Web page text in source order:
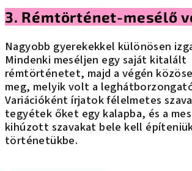
3. Rémtörténet-mesélő
Nagyobb gyerekekkel különösen
Mindenki meséljen egy saját kitalált
rémtörténetet, majd a végén
meg, melyik volt a
Variációként írjatok félelmetes
tegyétek őket egy kalapba, és a
kihúzott szavakat bele kell
történetükbe.